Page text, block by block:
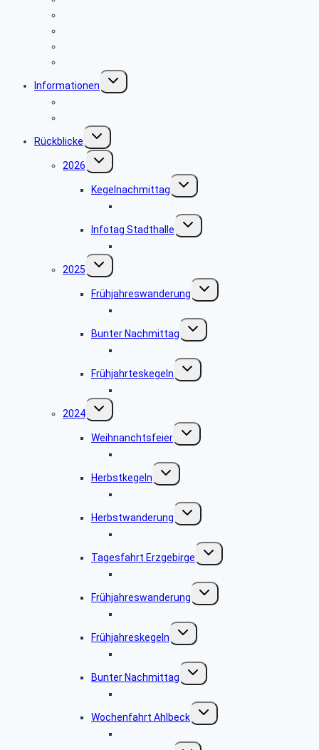
Informationen
Untermenü
umschalten
Rückblicke
Untermenü
umschalten
2026
Untermenü
umschalten
Kegelnachmittag
Untermenü
umschalten
Infotag Stadthalle
Untermenü
umschalten
2025
Untermenü
umschalten
Frühjahreswanderung
Untermenü
umschalten
Bunter Nachmittag
Untermenü
umschalten
Frühjahrteskegeln
Untermenü
umschalten
2024
Untermenü
umschalten
Weihnanchtsfeier
Untermenü
umschalten
Herbstkegeln
Untermenü
umschalten
Herbstwanderung
Untermenü
umschalten
Tagesfahrt Erzgebirge
Untermenü
umschalten
Frühjahreswanderung
Untermenü
umschalten
Frühjahreskegeln
Untermenü
umschalten
Bunter Nachmittag
Untermenü
umschalten
Wochenfahrt Ahlbeck
Untermenü
umschalten
Untermenü